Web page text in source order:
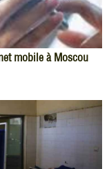
mobile à Moscou